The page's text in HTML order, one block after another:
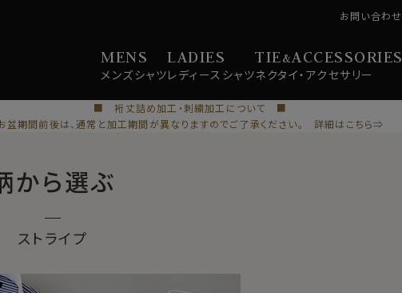
MENS
メンズシャツ
LADIES
レディース シャツ
TIE&ACCESSORIES
ネクタイ・ アクセサリー
お問い合わせ
■ 裄丈詰め加工・刺繍加工について ■
盆期間前後は、通常と加工期間が異なりますのでご了承ください。 詳細はこちら⇒
から選ぶ
ストライプ